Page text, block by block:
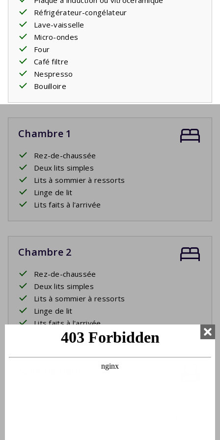
Réfrigérateur-congélateur
Lave-vaisselle
Micro-ondes
Four
Café filtre
Nespresso
Bouilloire
Chambre 1
Rez-de-chaussée
Deux lits simples
Lits à sommier à ressorts
Linge de lit
Lits faits à l'arrivée
Chambre 2
Rez-de-chaussée
Deux lits simples
Lits à sommier à ressorts
Linge de lit
Lits faits à l'arrivée